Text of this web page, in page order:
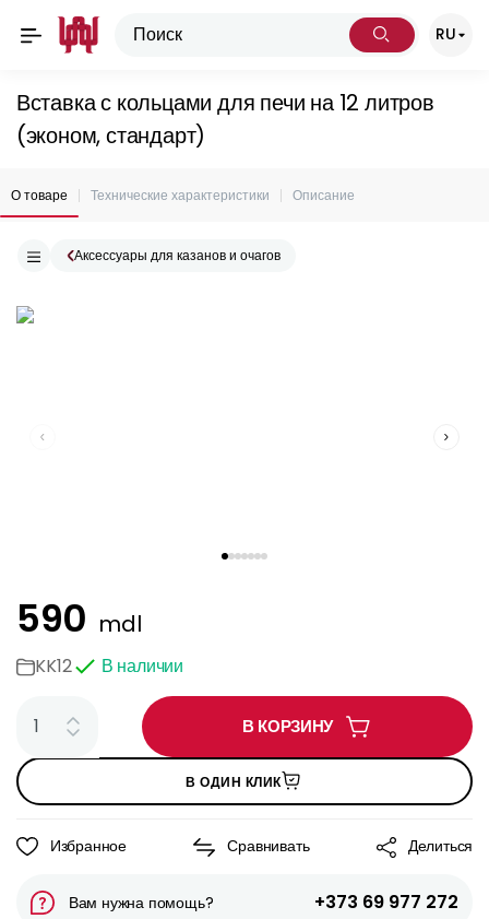
RU
Вставка с кольцами для печи на 12 литров
(эконом, стандарт)
О товаре Технические характеристики Описание
Аксессуары для казанов и очагов
590 mdl
KK12 В наличии
В КОРЗИНУ
В ОДИН КЛИК
Избранное Сравнивать Делиться
Вам нужна помощь? +373 69 977 272